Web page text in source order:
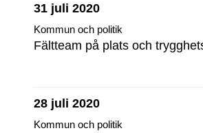
31 juli 2020
Kommun och politik
Fältteam på plats och
28 juli 2020
Kommun och politik